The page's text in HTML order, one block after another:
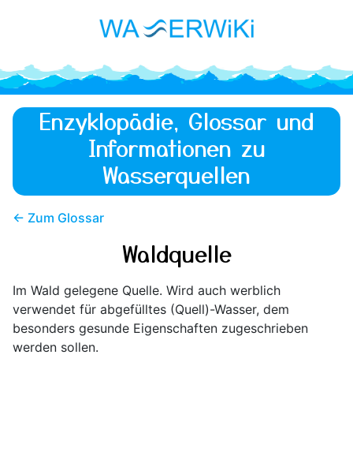
Enzyklopädie, Glossar und
Informationen zu
Wasserquellen
← Zum Glossar
Waldquelle
Im Wald gelegene Quelle. Wird auch werblich
verwendet für abgefülltes (Quell)-Wasser, dem
besonders gesunde Eigenschaften zugeschrieben
werden sollen.